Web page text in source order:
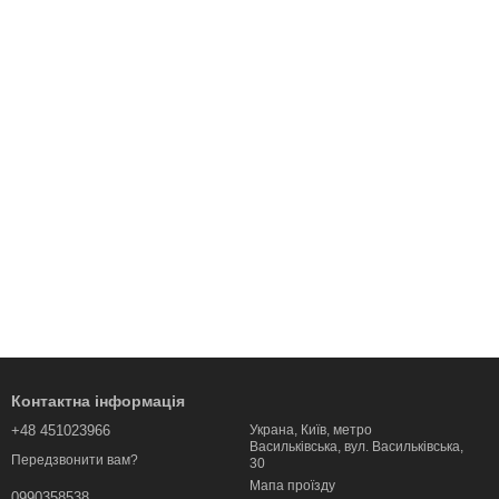
Контактна інформація
+48 451023966
Передзвонити вам?
Украна, Київ, метро
Васильківська, вул. Васильківська,
30
Мапа проїзду